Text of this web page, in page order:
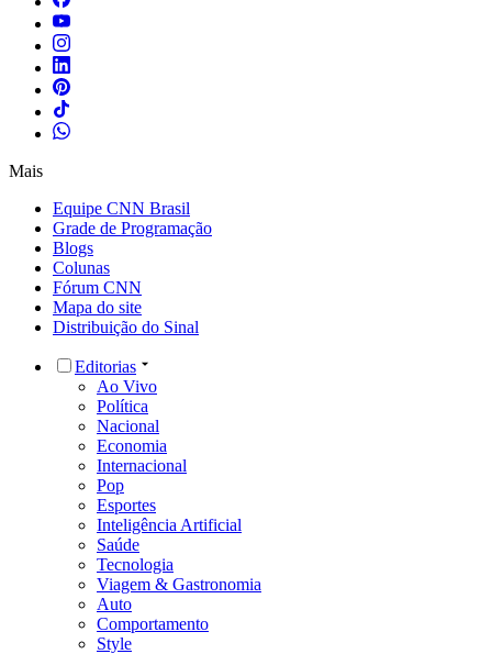
Mais
Equipe CNN Brasil
Grade de Programação
Blogs
Colunas
Fórum CNN
Mapa do site
Distribuição do Sinal
Editorias
Ao Vivo
Política
Nacional
Economia
Internacional
Pop
Esportes
Inteligência Artificial
Saúde
Tecnologia
Viagem & Gastronomia
Auto
Comportamento
Style